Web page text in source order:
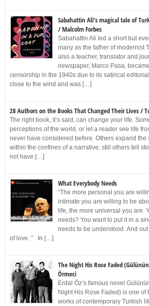
Sabahattin Ali’s magical tale of
/ Malcolm Forbes
Sabahattin Ali led a short but
many as the father of modernist
also a teacher, translator and
newspaper, Marco Pasa,
censorship in the 1940s due to its satirical
close to the wind and was […]
28 Authors on the Books That Changed Their Lives /
The right book, it’s said, can change your life.
perceptions of the world, or let a reader see life
never have considered before. Others expand the
within the confines of a narrative; still others tell
not have […]
What Everybody Needs
“The more personal you are
intimate you are willing to be
life, the more universal you are.
needs? You want to put it in a
needs to be understood. And
of love. ” In […]
The Night His Rose Faded
Örmeci
Erdal Öz’s famous novel
Night His Rose Faded) is one of
works of contemporary Turkish